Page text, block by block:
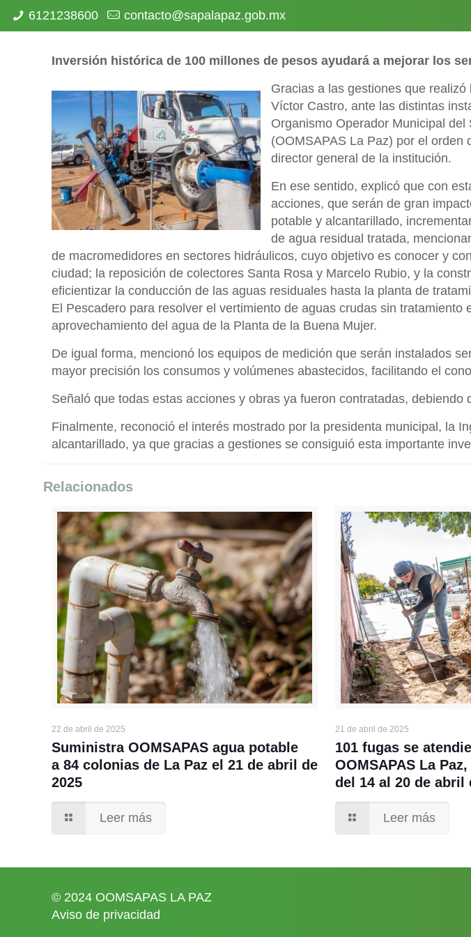
6121238600 contacto@sapalapaz.gob.mx
Inversión histórica de 100 millones de pesosayudará a mejorar los
Gracias a las gestiones que
Víctor Castro, ante las distintas
Organismo Operador Municipal
(OOMSAPAS La Paz) por el
director general de la institución.
En ese sentido, explicó que con
acciones, que serán de gran
potable y alcantarillado,
de agua residual tratada,
de macromedidores en sectores hidráulicos, cuyo objetivo es conocer y
ciudad; la reposición de colectores Santa Rosa y Marcelo Rubio, y la
eficientizar la conducción de las aguas residuales hasta la planta de
El Pescadero para resolver el vertimiento de aguas crudas sin
aprovechamiento del agua de la Planta de la Buena Mujer.
De igual forma, mencionó los equipos de medición que serán instalados
mayor precisión los consumos y volúmenes abastecidos, facilitando el
Señaló que todas estas acciones y obras ya fueron contratadas,
Finalmente, reconoció el interés mostrado por la presidenta municipal, la
alcantarillado, ya que gracias a gestiones se consiguió esta importante
Relacionados
22 de abril de 2025
Suministra OOMSAPAS agua potable
a 84 colonias de La Paz el 21 de abril de
2025
Leer más
21 de abril de 2025
101 fugas se
OOMSAPAS La
del 14 al 20 de abril
Leer más
© 2024 OOMSAPAS LA PAZ
Aviso de privacidad